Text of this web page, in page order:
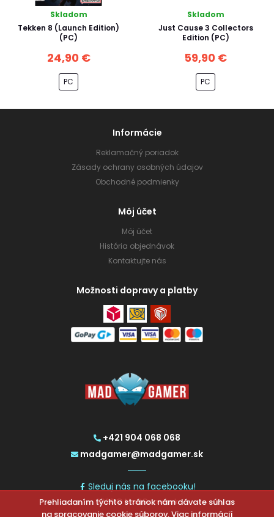
Skladom
Tekken 8 (Launch Edition)
(PC)
24,90 €
PC
Skladom
Just Cause 3 Collectors
Edition (PC)
59,90 €
PC
+421 904 068 068
madgamer@madgamer.sk
Sleduj nás na facebooku!
2026 © MadGamer.sk
Informácie
Reklamačný poriadok
Zásady ochrany osobných údajov
Obchodné podmienky
Môj účet
Môj účet
História objednávok
Kontaktujte nás
Možnosti dopravy a platby
Prehliadaním týchto stránok nám dávate súhlas
na spracovanie cookie súborov. Viac informácií